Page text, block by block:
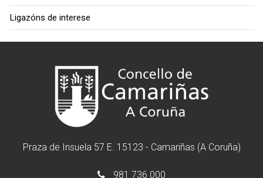
Ligazóns de interese
Praza de Insuela 57 E. 15123 - Camariñas (A Coruña)
981 736 000